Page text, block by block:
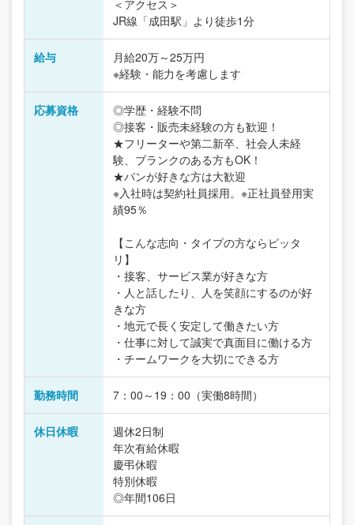
＜アクセス＞
JR線「成田駅」より徒歩1分
給与
月給20万～25万円
※経験・能力を考慮します
応募資格
◎学歴・経験不問
◎接客・販売未経験の方も歓迎！
★フリーターや第二新卒、社会人未経
験、ブランクのある方もOK！
★パンが好きな方は大歓迎
※入社時は契約社員採用。※正社員登用実
績95％
【こんな志向・タイプの方ならピッタ
リ】
・接客、サービス業が好きな方
・人と話したり、人を笑顔にするのが好
きな方
・地元で長く安定して働きたい方
・仕事に対して誠実で真面目に働ける方
・チームワークを大切にできる方
勤務時間 7：00～19：00（実働8時間）
休日休暇
週休2日制
年次有給休暇
慶弔休暇
特別休暇
◎年間106日